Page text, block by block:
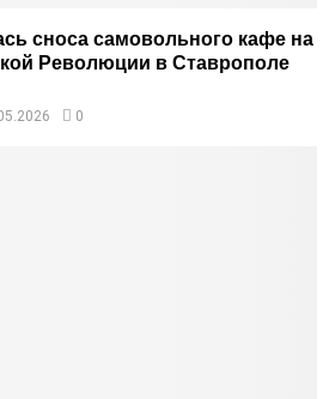
сноса самовольного кафе на
Революции в Ставрополе
0